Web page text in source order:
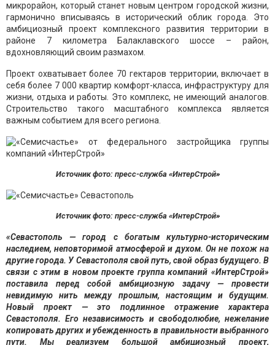
микрорайон, который станет новым центром городской жизни,
гармонично вписываясь в исторический облик города. Это
амбициозный проект комплексного развития территории в
районе 7 километра Балаклавского шоссе – район,
вдохновляющий своим размахом.
Проект охватывает более 70 гектаров территории, включает в
себя более 7 000 квартир комфорт-класса, инфраструктуру для
жизни, отдыха и работы. Это комплекс, не имеющий аналогов.
Строительство такого масштабного комплекса является
важным событием для всего региона.
Источник фото: пресс-служба «ИнтерСтрой»
Источник фото: пресс-служба «ИнтерСтрой»
«Севастополь — город с богатым культурно-историческим
наследием, неповторимой атмосферой и духом. Он не похож на
другие города. У Севастополя свой путь, свой образ будущего. В
связи с этим в новом проекте группа компаний «ИнтерСтрой»
поставила перед собой амбициозную задачу — провести
невидимую нить между прошлым, настоящим и будущим.
Новый проект — это подлинное отражение характера
Севастополя. Его независимость и свободолюбие, нежелание
копировать других и убежденность в правильности выбранного
пути. Мы реализуем большой амбициозный проект,